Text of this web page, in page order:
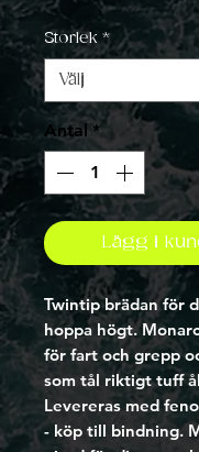
Storlek *
Antal *
Lägg i
Twintip brädan för
hoppa högt.
för fart och grepp
som tål riktigt tuff
Levereras med
- köp till bindning.